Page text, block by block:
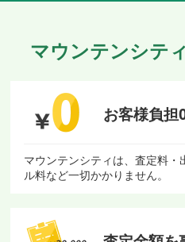
マウンテンシテ
お客様負担
マウンテンシティは、査定料
ル料など一切かかりません。